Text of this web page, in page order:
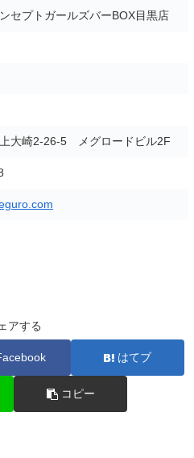
セプトガールズバーBOX目黒店
大崎2-26-5 メグロードビル2F
アする
はてブ
コピー